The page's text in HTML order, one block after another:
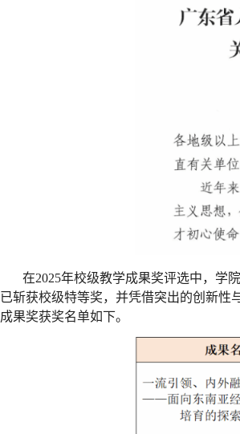
在2025年校级教学成果奖评选中，学
已斩获校级特等奖，并凭借突出的创新性
成果奖获奖名单如下。